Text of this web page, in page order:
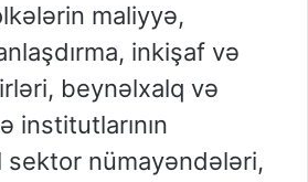
maliyyə,
inkişaf və
beynəlxalq və
institutlarının
sektor nümayəndələri,